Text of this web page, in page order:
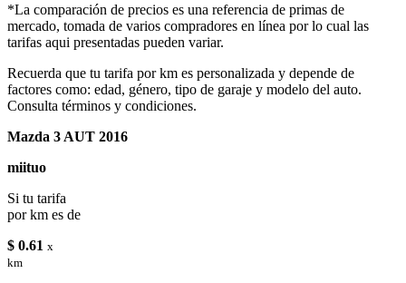
*La comparación de precios es una referencia de primas de
mercado, tomada de varios compradores en línea por lo cual las
tarifas aqui presentadas pueden variar.
Recuerda que tu tarifa por km es personalizada y depende de
factores como: edad, género, tipo de garaje y modelo del auto.
Consulta términos y condiciones.
Mazda 3 AUT 2016
miituo
Si tu tarifa
por km es de
$ 0.61 x
km